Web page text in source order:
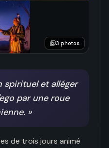
3 photos
spirituel et alléger
par une roue
»
de trois jours animé